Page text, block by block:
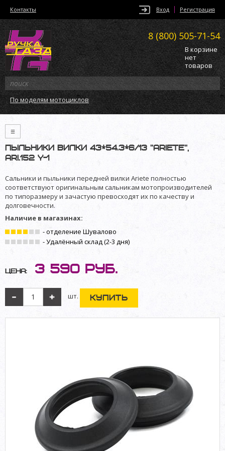
Вход Регистрация
Контакты
8 (800) 505-71-54
В корзине
нет
товаров
По моделям мотоциклов
≡
Пыльники вилки 43*54.3*6/13 ”Ariete”,
ARI.152 Y-1
Сальники и пыльники передней вилки Ariete полностью
соответствуют оригинальным сальникам мотопроизводителей
по типоразмеру и зачастую превосходят их по качеству и
долговечности.
Наличие в магазинах:
- отделение Шувалово
- Удалённый склад (2-3 дня)
Цена: 3 590 руб.
шт.